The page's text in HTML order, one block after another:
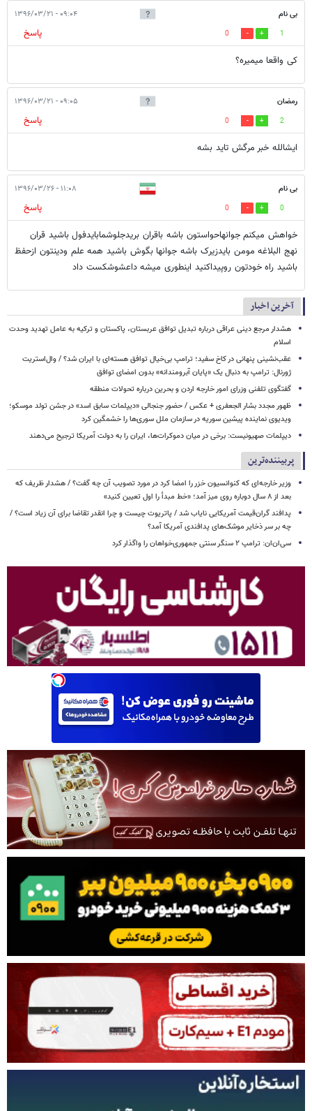
بی نام ۰۹:۰۴ - ۱۳۹۶/۰۳/۲۱
1
0
پاسخ
کی واقعا میمیره؟
رمضان ۰۹:۰۵ - ۱۳۹۶/۰۳/۲۱
2
0
پاسخ
ایشالله خبر مرگش تاید بشه
بی نام ۱۱:۰۸ - ۱۳۹۶/۰۳/۲۶
0
0
پاسخ
خواهش میکنم جوانهاحواستون باشه باقران بریدجلوشمابایدفول باشید قران
نهج البلاغه مومن بایدزیرک باشه جوانها بگوش باشید همه علم ودینتون ازحفظ
باشید راه خودتون روپیداکنید اینطوری میشه داعشوشکست داد
آخرین اخبار
هشدار مرجع دینی عراقی درباره تبدیل توافق عربستان، پاکستان و ترکیه به عامل تهدید وحدت
اسلام
عقب‌نشینی پنهانی در کاخ سفید؛ ترامپ بی‌خیال توافق هسته‌ای با ایران شد؟ / وال‌استریت
ژورنال: ترامپ به دنبال یک «پایان آبرومندانه» بدون امضای توافق
گفتگوی تلفنی وزرای امور خارجه اردن و بحرین درباره تحولات منطقه
ظهور مجدد بشار الجعفری + عکس / حضور جنجالی «دیپلمات سابق اسد» در جشن تولد موسکو؛
ویدیوی نماینده پیشین سوریه در سازمان ملل سوری‌ها را خشمگین کرد
دیپلمات صهیونیست: برخی در میان دموکرات‌ها، ایران را به دولت آمریکا ترجیح می‌دهند
پربیننده‌ترین
وزیر خارجه‌ای که کنوانسیون خزر را امضا کرد در مورد تصویب آن چه گفت؟ / هشدار ظریف که
بعد از ۸ سال دوباره روی میز آمد؛ «خط مبدأ را اول تعیین کنید»
پدافند گران‌قیمت آمریکایی نایاب شد / پاتریوت چیست و چرا انقدر تقاضا برای آن زیاد است؟ /
چه بر سر ذخایر موشک‌های پدافندی آمریکا آمد؟
سی‌ان‌ان: ترامپ ۲ سنگر سنتی جمهوری‌خواهان را واگذار کرد